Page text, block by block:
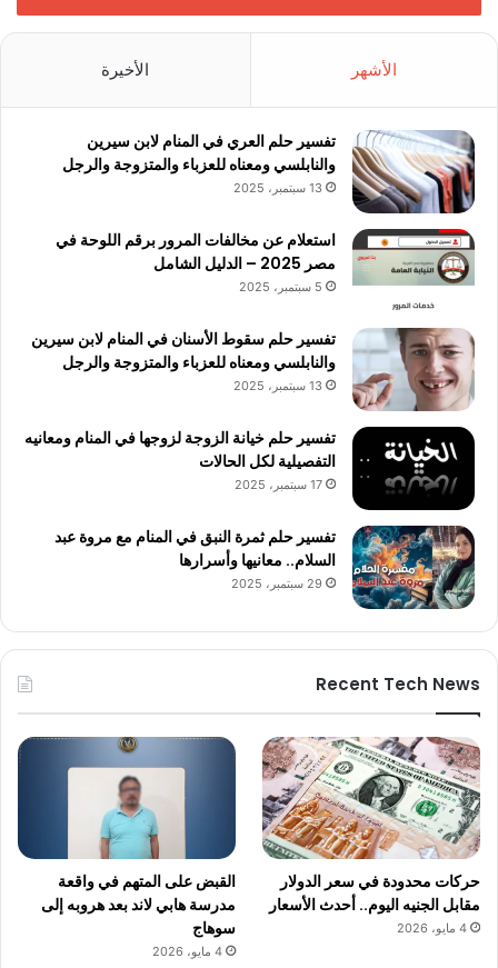
الأشهر الأخيرة
تفسير حلم العري في المنام لابن سيرين
والنابلسي ومعناه للعزباء والمتزوجة والرجل
13 سبتمبر، 2025
استعلام عن مخالفات المرور برقم اللوحة في
مصر 2025 – الدليل الشامل
5 سبتمبر، 2025
تفسير حلم سقوط الأسنان في المنام لابن سيرين
والنابلسي ومعناه للعزباء والمتزوجة والرجل
13 سبتمبر، 2025
تفسير حلم خيانة الزوجة لزوجها في المنام ومعانيه
التفصيلية لكل الحالات
17 سبتمبر، 2025
تفسير حلم ثمرة النبق في المنام مع مروة عبد
السلام.. معانيها وأسرارها
29 سبتمبر، 2025
Recent Tech News
حركات محدودة في سعر الدولار
مقابل الجنيه اليوم.. أحدث الأسعار
4 مايو، 2026
القبض على المتهم في واقعة
مدرسة هابي لاند بعد هروبه إلى
سوهاج
4 مايو، 2026